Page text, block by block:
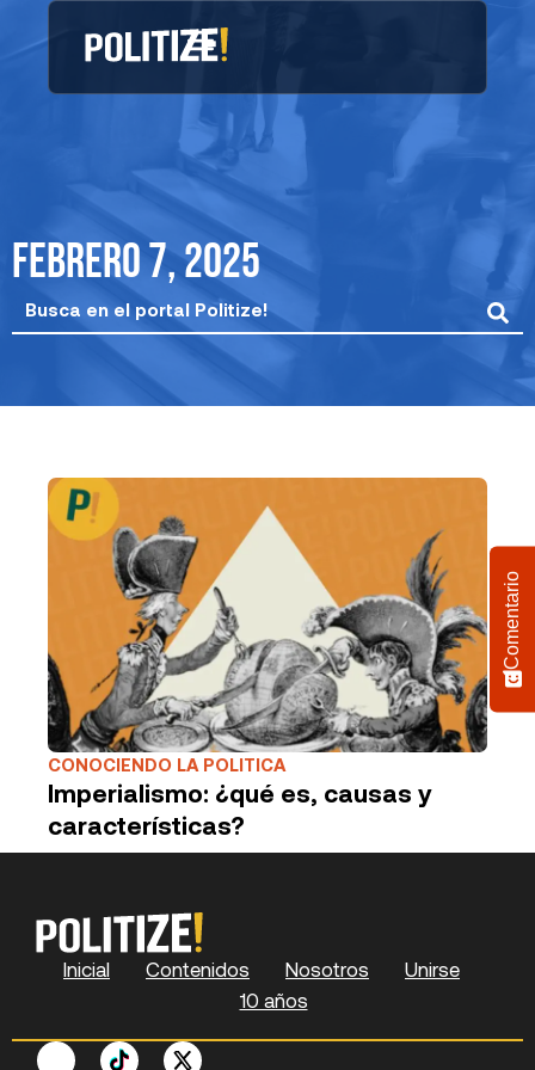
febrero 7, 2025
CONOCIENDO LA POLITICA
Imperialismo: ¿qué es, causas y
características?
Inicial Contenidos Nosotros
Unirse
10 años
X
F
Y
L
P
S
Comentario